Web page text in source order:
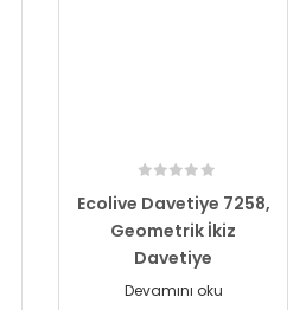
Ecolive Davetiye 7258,
Geometrik İkiz
Davetiye
Devamını oku